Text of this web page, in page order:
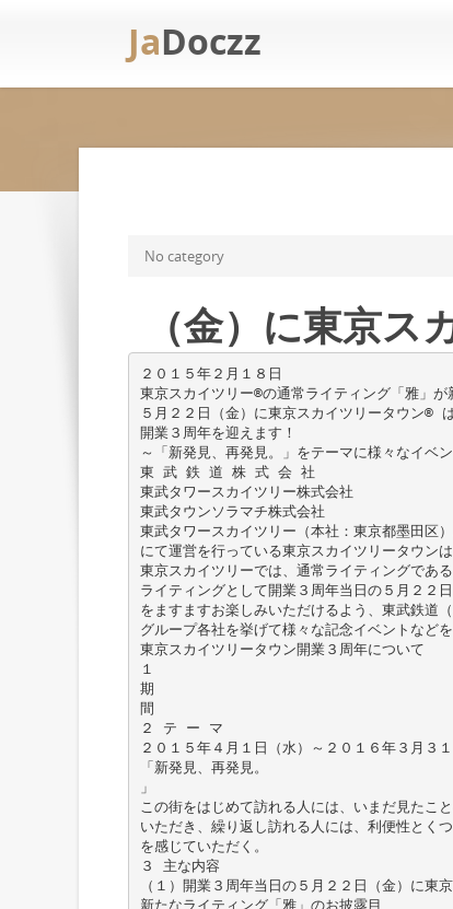
JaDoczz
No category
（金）に東京
２０１５年２月１８日
東京スカイツリー®の通常ライティング「雅」が
５月２２日（金）に東京スカイツリータウン®
開業３周年を迎えます！
～「新発見、再発見。」をテーマに様々なイベ
東 武 鉄 道 株 式 会 社
東武タワースカイツリー株式会社
東武タウンソラマチ株式会社
東武タワースカイツリー（本社：東京都墨田区
にて運営を行っている東京スカイツリータウン
東京スカイツリーでは、通常ライティングであ
ライティングとして開業３周年当日の５月２２
をますますお楽しみいただけるよう、東武鉄道
グループ各社を挙げて様々な記念イベントなどを
東京スカイツリータウン開業３周年について
１
期
間
２ テ ー マ
２０１５年４月１日（水）～２０１６年３月３１
「新発見、再発見。
」
この街をはじめて訪れる人には、いまだ見たこ
いただき、繰り返し訪れる人には、利便性とく
を感じていただく。
３ 主な内容
（１）開業３周年当日の５月２２日（金）に東
新たなライティング「雅」のお披露目